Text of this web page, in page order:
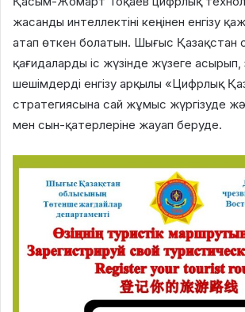
жасанды интеллектіні кеңінен енгізу
атап өткен болатын. Шығыс Қазақстан
қағидаларды іс жүзінде жүзеге асырып,
шешімдерді енгізу арқылы «Цифрлық
стратегиясына сай жұмыс жүргізуде
мен сын-қатерлеріне жауап беруде.